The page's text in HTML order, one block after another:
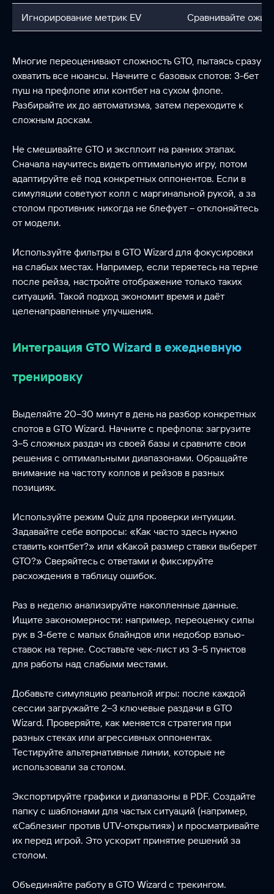
Игнорирование метрик EV Сравнивайте
Многие переоценивают сложность GTO, пытаясь сразу
охватить все нюансы. Начните с базовых спотов: 3-бет
пуш на префлопе или контбет на сухом флопе.
Разбирайте их до автоматизма, затем переходите к
сложным доскам.
Не смешивайте GTO и эксплоит на ранних этапах.
Сначала научитесь видеть оптимальную игру, потом
адаптируйте её под конкретных оппонентов. Если в
симуляции советуют колл с маргинальной рукой, а за
столом противник никогда не блефует – отклоняйтесь
от модели.
Используйте фильтры в GTO Wizard для фокусировки
на слабых местах. Например, если теряетесь на терне
после рейза, настройте отображение только таких
ситуаций. Такой подход экономит время и даёт
целенаправленные улучшения.
Интеграция GTO Wizard в ежедневную
тренировку
Выделяйте 20–30 минут в день на разбор конкретных
спотов в GTO Wizard. Начните с префлопа: загрузите
3–5 сложных раздач из своей базы и сравните свои
решения с оптимальными диапазонами. Обращайте
внимание на частоту коллов и рейзов в разных
позициях.
Используйте режим Quiz для проверки интуиции.
Задавайте себе вопросы: «Как часто здесь нужно
ставить контбет?» или «Какой размер ставки выберет
GTO?» Сверяйтесь с ответами и фиксируйте
расхождения в таблицу ошибок.
Раз в неделю анализируйте накопленные данные.
Ищите закономерности: например, переоценку силы
рук в 3-бете с малых блайндов или недобор вэлью-
ставок на терне. Составьте чек-лист из 3–5 пунктов
для работы над слабыми местами.
Добавьте симуляцию реальной игры: после каждой
сессии загружайте 2–3 ключевые раздачи в GTO
Wizard. Проверяйте, как меняется стратегия при
разных стеках или агрессивных оппонентах.
Тестируйте альтернативные линии, которые не
использовали за столом.
Экспортируйте графики и диапазоны в PDF. Создайте
папку с шаблонами для частых ситуаций (например,
«Саблезинг против UTV-открытия») и просматривайте
их перед игрой. Это ускорит принятие решений за
столом.
Объединяйте работу в GTO Wizard с трекингом.